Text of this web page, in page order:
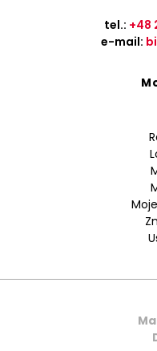
tel.: +48
e-mail: